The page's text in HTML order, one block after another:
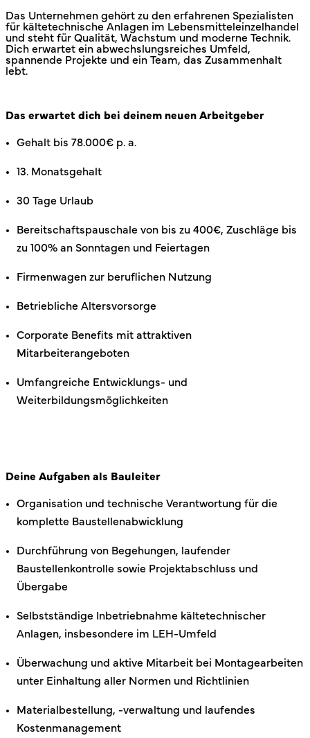
Das Unternehmen gehört zu den erfahrenen Spezialisten
für kältetechnische Anlagen im Lebensmitteleinzelhandel
und steht für Qualität, Wachstum und moderne Technik.
Dich erwartet ein abwechslungsreiches Umfeld,
spannende Projekte und ein Team, das Zusammenhalt
lebt.
Das erwartet dich bei deinem neuen Arbeitgeber
Gehalt bis 78.000€ p. a.
13. Monatsgehalt
30 Tage Urlaub
Bereitschaftspauschale von bis zu 400€, Zuschläge bis
zu 100% an Sonntagen und Feiertagen
Firmenwagen zur beruflichen Nutzung
Betriebliche Altersvorsorge
Corporate Benefits mit attraktiven
Mitarbeiterangeboten
Umfangreiche Entwicklungs- und
Weiterbildungsmöglichkeiten
Deine Aufgaben als Bauleiter
Organisation und technische Verantwortung für die
komplette Baustellenabwicklung
Durchführung von Begehungen, laufender
Baustellenkontrolle sowie Projektabschluss und
Übergabe
Selbstständige Inbetriebnahme kältetechnischer
Anlagen, insbesondere im LEH-Umfeld
Überwachung und aktive Mitarbeit bei Montagearbeiten
unter Einhaltung aller Normen und Richtlinien
Materialbestellung, -verwaltung und laufendes
Kostenmanagement